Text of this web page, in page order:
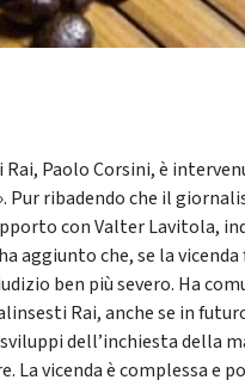
Paolo Corsini, è
Pur ribadendo che il
con Valter Lavitola,
aggiunto che, se la
ben più severo. Ha
Rai, anche se in
dell’inchiesta della
La vicenda è complessa e